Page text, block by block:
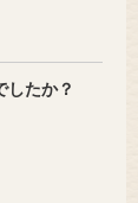
したか？